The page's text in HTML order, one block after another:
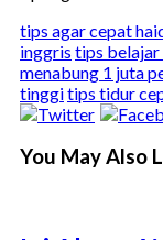
tips agar cepat
inggris tips
menabung 1 juta
tinggitips tidur
You May Also